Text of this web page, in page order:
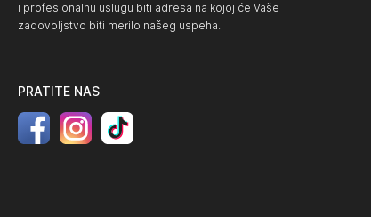
i profesionalnu uslugu biti adresa na kojoj će Vaše
zadovoljstvo biti merilo našeg uspeha.
PRATITE NAS